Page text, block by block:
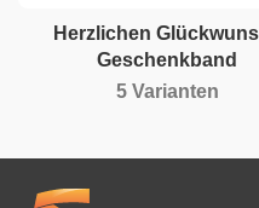
Herzlichen
Geschenkband
5 Varianten